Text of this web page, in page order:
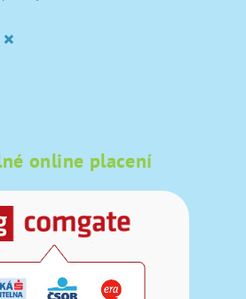
✖️
online placení